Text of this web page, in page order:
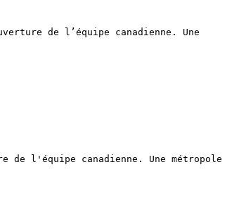
de l’équipe canadienne. Une
de l'équipe canadienne. Une métropole